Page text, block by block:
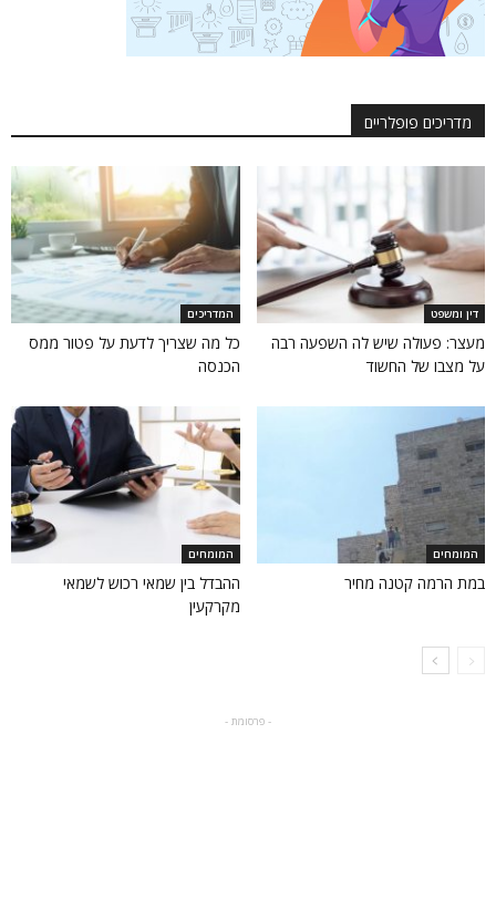
מדריכים פופלריים
דין ומשפט
מעצר: פעולה שיש לה השפעה רבה
על מצבו של החשוד
המדריכים
כל מה שצריך לדעת על פטור ממס
הכנסה
המומחים
במת הרמה קטנה מחיר
המומחים
ההבדל בין שמאי רכוש לשמאי
מקרקעין
- פרסומת -